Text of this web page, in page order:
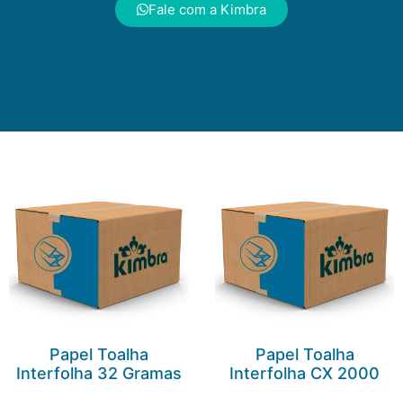
Fale com a Kimbra
Papel Toalha
Interfolha 32 Gramas
Papel Toalha
Interfolha CX 2000